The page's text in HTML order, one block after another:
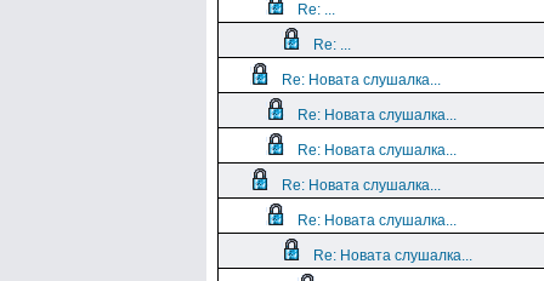
Re: ...
Re: ...
Re: Новата слушалка...
Re: Новата слушалка...
Re: Новата слушалка...
Re: Новата слушалка...
Re: Новата слушалка...
Re: Новата слушалка...